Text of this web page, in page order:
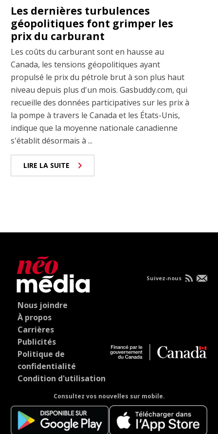
Les dernières turbulences
géopolitiques font grimper les
prix du carburant
Les coûts du carburant sont en hausse au
Canada, les tensions géopolitiques ayant
propulsé le prix du pétrole brut à son plus haut
niveau depuis plus d'un mois. Gasbuddy.com, qui
recueille des données participatives sur les prix à
la pompe à travers le Canada et les États-Unis,
indique que la moyenne nationale canadienne
s'établit désormais à ...
LIRE LA SUITE
Nous joindre
À propos
Carrières
Publicités
Politique de
confidentialité
Condition d'utilisation
Consultez vos nouvelles sur mobile.
Suivez-nous